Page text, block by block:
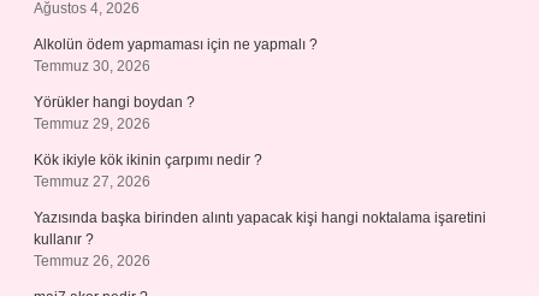
Ağustos 4, 2026
Alkolün ödem yapmaması için ne yapmalı ?
Temmuz 30, 2026
Yörükler hangi boydan ?
Temmuz 29, 2026
Kök ikiyle kök ikinin çarpımı nedir ?
Temmuz 27, 2026
Yazısında başka birinden alıntı yapacak kişi hangi noktalama işaretini
kullanır ?
Temmuz 26, 2026